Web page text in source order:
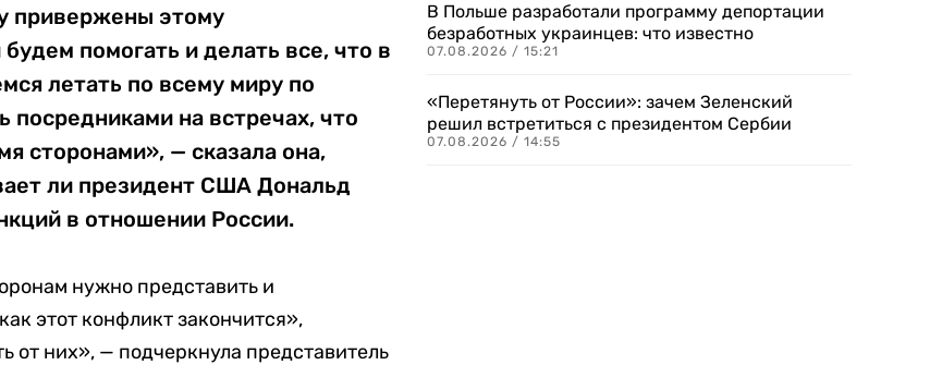
привержены этому
помогать и делать все, что в
летать по всему миру по
посредниками на встречах, что
сторонами», — сказала она,
ли президент США Дональд
в отношении России.
нужно представить и
этот конфликт закончится»,
от них», — подчеркнула представитель
В Польше разработали программу депортации
безработных украинцев: что известно
07.08.2026 / 15:21
«Перетянуть от России»: зачем Зеленский
решил встретиться с президентом Сербии
07.08.2026 / 14:55